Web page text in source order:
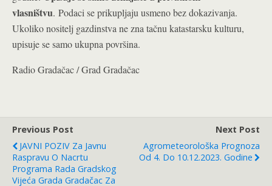
vlasništvu. Podaci se prikupljaju usmeno bez dokazivanja.
Ukoliko nositelj gazdinstva ne zna tačnu katastarsku kulturu,
upisuje se samo ukupna površina.
Radio Gradačac / Grad Gradačac
Previous Post
JAVNI POZIV Za Javnu
Raspravu O Nacrtu
Programa Rada Gradskog
Vijeća Grada Gradačac Za
Next Post
Agrometeorološka Prognoza
Od 4. Do 10.12.2023. Godine